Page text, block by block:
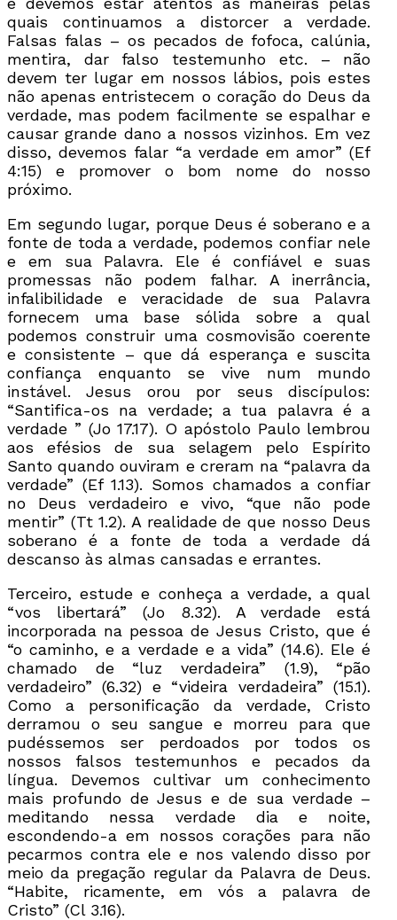
quais continuamos a distorcer a verdade.
Falsas falas – os pecados de fofoca, calúnia,
mentira, dar falso testemunho etc. – não
devem ter lugar em nossos lábios, pois estes
não apenas entristecem o coração do Deus da
verdade, mas podem facilmente se espalhar e
causar grande dano a nossos vizinhos. Em vez
disso, devemos falar “a verdade em amor” (Ef
4:15) e promover o bom nome do nosso
próximo.
Em segundo lugar, porque Deus é soberano e a
fonte de toda a verdade, podemos confiar nele
e em sua Palavra. Ele é confiável e suas
promessas não podem falhar. A inerrância,
infalibilidade e veracidade de sua Palavra
fornecem uma base sólida sobre a qual
podemos construir uma cosmovisão coerente
e consistente – que dá esperança e suscita
confiança enquanto se vive num mundo
instável. Jesus orou por seus discípulos:
“Santifica-os na verdade; a tua palavra é a
verdade ” (Jo 17.17). O apóstolo Paulo lembrou
aos efésios de sua selagem pelo Espírito
Santo quando ouviram e creram na “palavra da
verdade” (Ef 1.13). Somos chamados a confiar
no Deus verdadeiro e vivo, “que não pode
mentir” (Tt 1.2). A realidade de que nosso Deus
soberano é a fonte de toda a verdade dá
descanso às almas cansadas e errantes.
Terceiro, estude e conheça a verdade, a qual
“vos libertará” (Jo 8.32). A verdade está
incorporada na pessoa de Jesus Cristo, que é
“o caminho, e a verdade e a vida” (14.6). Ele é
chamado de “luz verdadeira” (1.9), “pão
verdadeiro” (6.32) e “videira verdadeira” (15.1).
Como a personificação da verdade, Cristo
derramou o seu sangue e morreu para que
pudéssemos ser perdoados por todos os
nossos falsos testemunhos e pecados da
língua. Devemos cultivar um conhecimento
mais profundo de Jesus e de sua verdade –
meditando nessa verdade dia e noite,
escondendo-a em nossos corações para não
pecarmos contra ele e nos valendo disso por
meio da pregação regular da Palavra de Deus.
“Habite, ricamente, em vós a palavra de
Cristo” (Cl 3.16).